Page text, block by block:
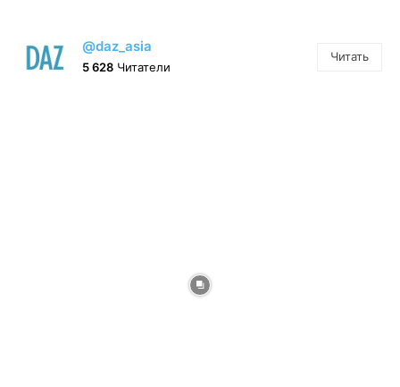
@daz_asia
5 628 Читатели
Читать